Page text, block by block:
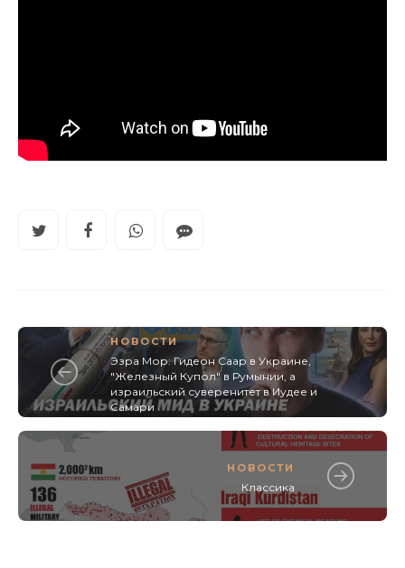
НОВОСТИ
Эзра Мор: Гидеон Саар в Украине,
"Железный Купол" в Румынии, а
израильский суверенитет в Иудее и
Самари
НОВОСТИ
Классика